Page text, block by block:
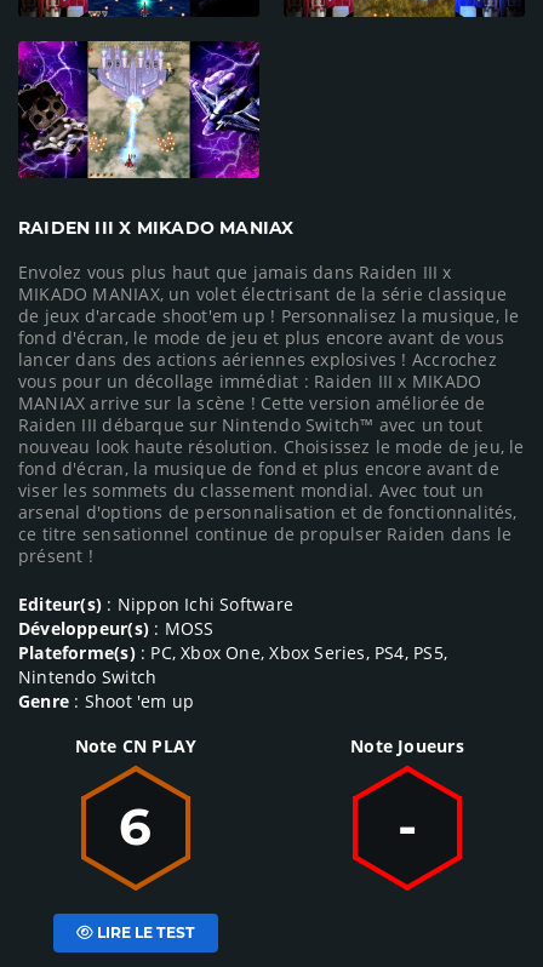
RAIDEN III X MIKADO MANIAX
Envolez vous plus haut que jamais dans Raiden III x
MIKADO MANIAX, un volet électrisant de la série classique
de jeux d'arcade shoot'em up ! Personnalisez la musique, le
fond d'écran, le mode de jeu et plus encore avant de vous
lancer dans des actions aériennes explosives ! Accrochez
vous pour un décollage immédiat : Raiden III x MIKADO
MANIAX arrive sur la scène ! Cette version améliorée de
Raiden III débarque sur Nintendo Switch™ avec un tout
nouveau look haute résolution. Choisissez le mode de jeu, le
fond d'écran, la musique de fond et plus encore avant de
viser les sommets du classement mondial. Avec tout un
arsenal d'options de personnalisation et de fonctionnalités,
ce titre sensationnel continue de propulser Raiden dans le
présent !
Editeur(s) : Nippon Ichi Software
Développeur(s): MOSS
Plateforme(s): PC, Xbox One, Xbox Series, PS4, PS5,
Nintendo Switch
Genre : Shoot 'em up
Note CN PLAY
6
LIRE LE TEST
Note Joueurs
-